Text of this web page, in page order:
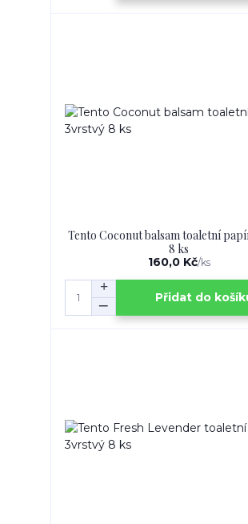
Tento Coconut balsam toaletní
8 ks
160,0 Kč/ks
Přidat do